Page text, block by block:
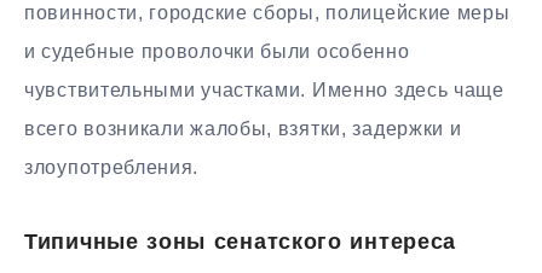
повинности, городские сборы, полицейские меры
и судебные проволочки были особенно
чувствительными участками. Именно здесь чаще
всего возникали жалобы, взятки, задержки и
злоупотребления.
Типичные зоны сенатского интереса